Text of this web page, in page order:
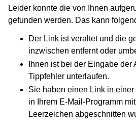
Leider konnte die von Ihnen
gefunden werden. Das kann
Der Link ist veraltet und die
inzwischen entfernt oder
Ihnen ist bei der Eingabe
Tippfehler unterlaufen.
Sie haben einen Link in
in Ihrem E-Mail-Programm
Leerzeichen abgeschnitten